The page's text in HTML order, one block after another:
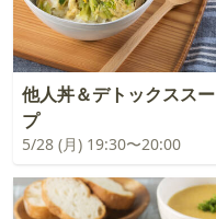
他人丼＆デトックススー
プ
5/28 (月) 19:30〜20:00